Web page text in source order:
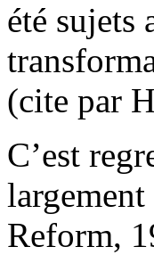
été sujets
(cite par
C’est
Reform,